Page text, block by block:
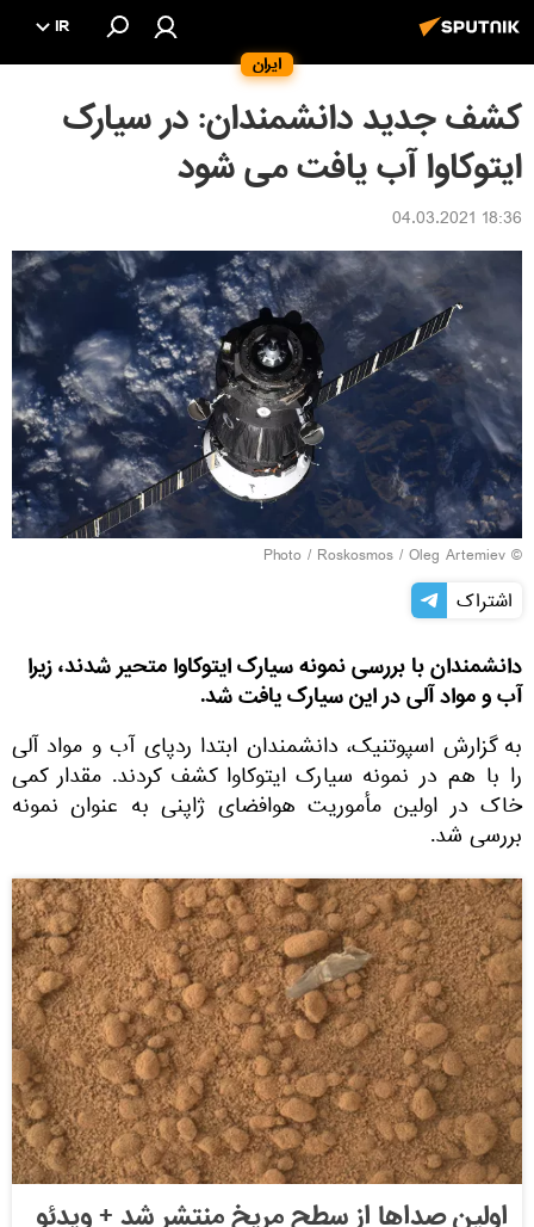
ایران
IR
کشف جدید دانشمندان: در سیارک
ایتوکاوا آب یافت می شود
18:36 04.03.2021
© Photo /
Roskosmos / Oleg Artemiev
اشتراک
دانشمندان با بررسی نمونه سیارک ایتوکاوا متحیر شدند، زیرا
آب و مواد آلی در این سیارک یافت شد.
به گزارش اسپوتنیک، دانشمندان ابتدا ردپای آب و مواد آلی
را با هم در نمونه سیارک ایتوکاوا کشف کردند. مقدار کمی
خاک در اولین مأموریت هوافضای ژاپنی به عنوان نمونه
بررسی شد.
اولین صداها از سطح مریخ منتشر شد + ویدئو